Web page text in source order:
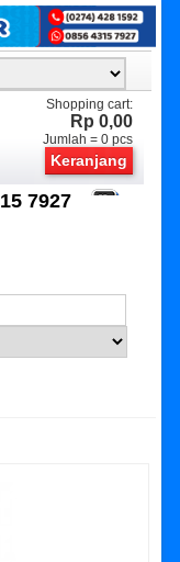
Shopping cart:
Rp 0,00
Jumlah =0 pcs
Keranjang
7927